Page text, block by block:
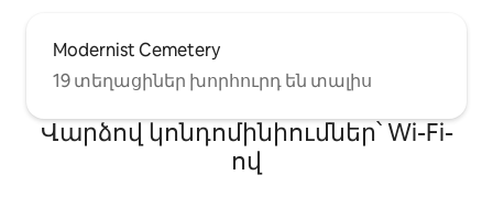
Modernist Cemetery
19 տեղացիներ խորհուրդ են տալիս
Վարձով կոնդոմինիումներ՝ Wi-Fi-
ով